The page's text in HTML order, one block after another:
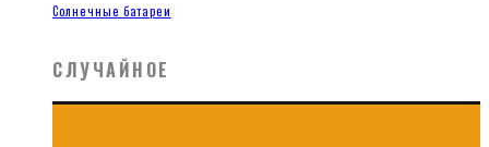
Солнечные батареи
СЛУЧАЙНОЕ